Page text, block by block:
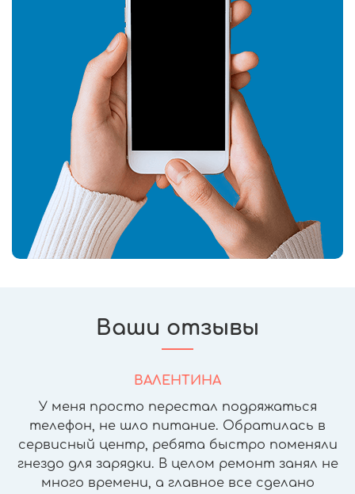
Ваши отзывы
ВАЛЕНТИНА
У меня просто перестал подряжаться
телефон, не шло питание. Обратилась в
сервисный центр, ребята быстро поменяли
гнездо для зарядки. В целом ремонт занял не
много времени, а главное все сделано